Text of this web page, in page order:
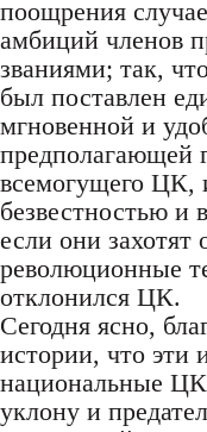
поощрения
амбиций членов
званиями; так,
был поставлен
мгновенной и
предполагающей
всемогущего ЦК,
безвестностью и
если они захотят
революционные
отклонился ЦК.
Сегодня ясно,
истории, что эти
национальные
уклону и